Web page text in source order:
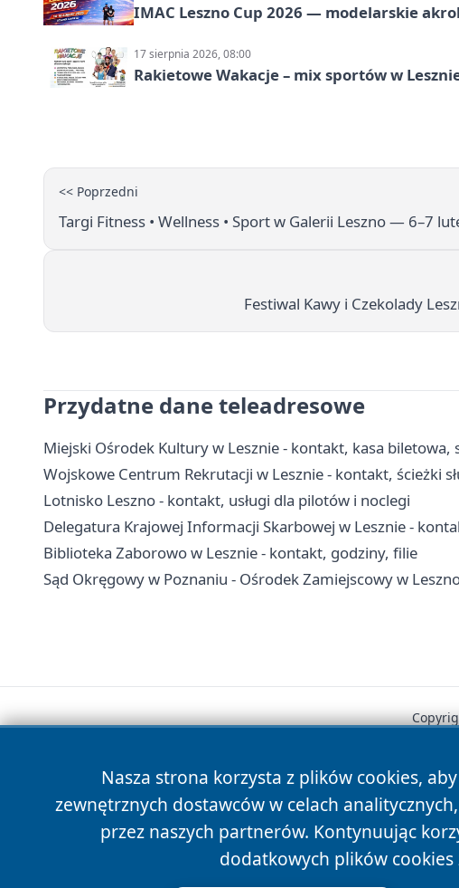
IMAC Leszno Cup 2026 — modelarskie
17 sierpnia 2026, 08:00
Rakietowe Wakacje – mix sportów w
<< Poprzedni
Targi Fitness • Wellness • Sport w Galerii Leszno — 6–7
Festiwal Kawy i Czekolady
Przydatne dane teleadresowe
Miejski Ośrodek Kultury w Lesznie - kontakt, kasa biletowa,
Wojskowe Centrum Rekrutacji w Lesznie - kontakt, ścieżki
Lotnisko Leszno - kontakt, usługi dla pilotów i noclegi
Delegatura Krajowej Informacji Skarbowej w Lesznie -
Biblioteka Zaborowo w Lesznie - kontakt, godziny, filie
Sąd Okręgowy w Poznaniu - Ośrodek Zamiejscowy w
Nasza strona korzysta z plików cookies,
zewnętrznych dostawców w celach
przez naszych partnerów. Kontynuując
dodatkowych plików cookies
News